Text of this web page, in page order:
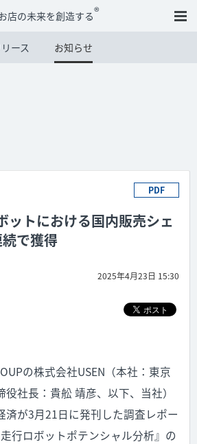
店の未来を創造する®
ース お知らせ
PDF
ットにおける国内販売シェ
で獲得
2025年4月23日 15:30
の株式会社USEN （本社：東京
社長：貴舩 靖彦、以下、当社）
済が3月21日に発刊した調査レポー
行ロボットポテンシャル分析』の